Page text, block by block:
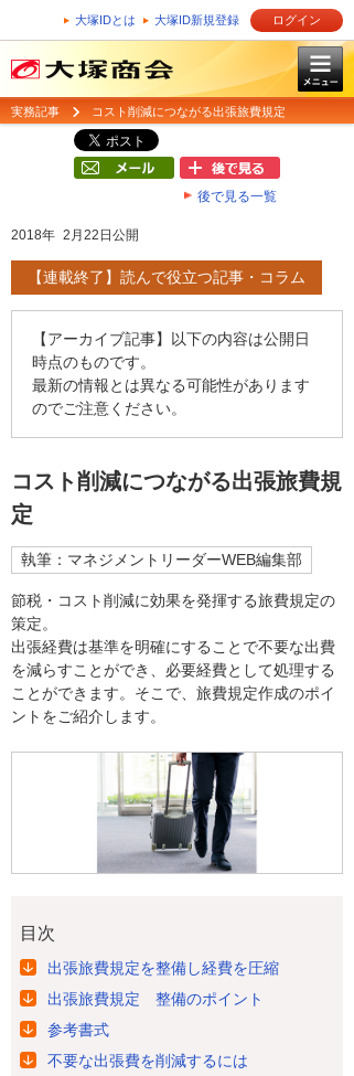
大塚IDとは 大塚ID新規登録 ログイン
実務記事 コスト削減につながる出張旅費規定
後で見る一覧
2018年 2月22日公開
【連載終了】読んで役立つ記事・コラム
【アーカイブ記事】以下の内容は公開日
時点のものです。
最新の情報とは異なる可能性があります
のでご注意ください。
コスト削減につながる出張旅費規
定
執筆：マネジメントリーダーWEB編集部
節税・コスト削減に効果を発揮する旅費規定の
策定。
出張経費は基準を明確にすることで不要な出費
を減らすことができ、必要経費として処理する
ことができます。そこで、旅費規定作成のポイ
ントをご紹介します。
目次
出張旅費規定を整備し経費を圧縮
出張旅費規定 整備のポイント
参考書式
不要な出張費を削減するには